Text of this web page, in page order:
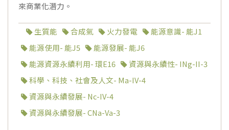
來商業化潛力。
生質能 合成氣 火力發電
能源意識- 能J1
能源使用- 能J5
能源發展- 能J6
能源資源永續利用- 環E16
資源與永續性- INg-II-3
科學、科技、社會及人文- Ma-IV-4
資源與永續發展- Nc-IV-4
資源與永續發展- CNa-Va-3